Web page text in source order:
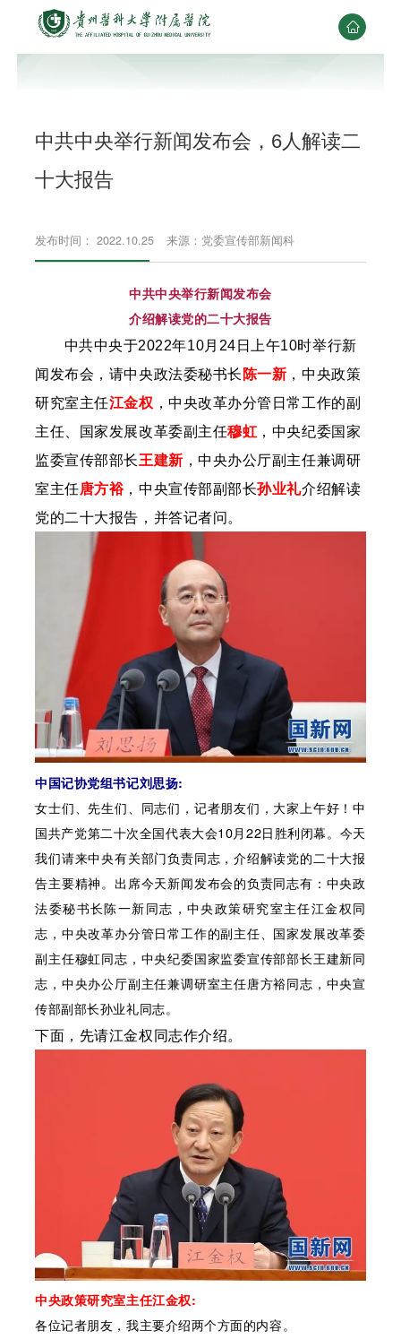

中共中央举行新闻发布会，6人解读二
十大报告
发布时间： 2022.10.25 来源：党委宣传部新闻科
中共中央举行新闻发布会
介绍解读党的二十大报告
中共中央于2022年10月24日上午10时举行新
闻发布会，请中央政法委秘书长 陈一新 ，中央政策
研究室主任江金权 ，中央改革办分管日常工作的副
主任、国家发展改革委副主任穆虹 ，中央纪委国家
监委宣传部部长王建新 ，中央办公厅副主任兼调研
室主任唐方裕，中央宣传部副部长孙业礼介绍解读
党的二十大报告， 并答记者问。
中国记协党组书记刘思扬:
女士们、先生们、同志们，记者朋友们，大家上午好！中
国共产党第二十次全国代表大会10月22日胜利闭幕。今天
我们请来中央有关部门负责同志，介绍解读党的二十大报
告主要精神。出席今天新闻发布会的负责同志有：中央政
法委秘书长陈一新同志，中央政策研究室主任江金权同
志，中央改革办分管日常工作的副主任、国家发展改革委
副主任穆虹同志，中央纪委国家监委宣传部部长王建新同
志，中央办公厅副主任兼调研室主任唐方裕同志，中央宣
传部副部长孙业礼同志。
下面，先请江金权同志作介绍。
中央政策研究室主任江金权:
各位记者朋友，我主要介绍两个方面的内容。